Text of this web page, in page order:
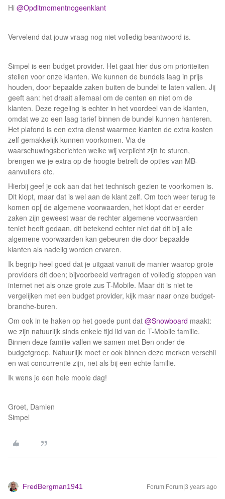
Hi @Opditmomentnogeenklant
Vervelend dat jouw vraag nog niet volledig beantwoord is.
Simpel is een budget provider. Het gaat hier dus om prioriteiten
stellen voor onze klanten. We kunnen de bundels laag in prijs
houden, door bepaalde zaken buiten de bundel te laten vallen. Jij
geeft aan: het draait allemaal om de centen en niet om de
klanten. Deze regeling is echter in het voordeel van de klanten,
omdat we zo een laag tarief binnen de bundel kunnen hanteren.
Het plafond is een extra dienst waarmee klanten de extra kosten
zelf gemakkelijk kunnen voorkomen. Via de
waarschuwingsberichten welke wij verplicht zijn te sturen,
brengen we je extra op de hoogte betreft de opties van MB-
aanvullers etc.
Hierbij geef je ook aan dat het technisch gezien te voorkomen is.
Dit klopt, maar dat is wel aan de klant zelf. Om toch weer terug te
komen op[ de algemene voorwaarden, het klopt dat er eerder
zaken zijn geweest waar de rechter algemene voorwaarden
teniet heeft gedaan, dit betekend echter niet dat dit bij alle
algemene voorwaarden kan gebeuren die door bepaalde
klanten als nadelig worden ervaren.
Ik begrijp heel goed dat je uitgaat vanuit de manier waarop grote
providers dit doen; bijvoorbeeld vertragen of volledig stoppen van
internet net als onze grote zus T-Mobile. Maar dit is niet te
vergelijken met een budget provider, kijk maar naar onze budget-
branche-buren.
Om ook in te haken op het goede punt dat @Snowboard maakt:
we zijn natuurlijk sinds enkele tijd lid van de T-Mobile familie.
Binnen deze familie vallen we samen met Ben onder de
budgetgroep. Natuurlijk moet er ook binnen deze merken verschil
en wat concurrentie zijn, net als bij een echte familie.
Ik wens je een hele mooie dag!
Groet, Damien
Simpel
FredBergman1941 Forum|Forum|3 years ago